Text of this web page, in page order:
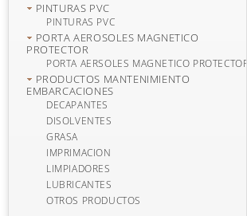
PINTURAS PVC
PINTURAS PVC
PORTA AEROSOLES MAGNETICO
PROTECTOR
PORTA AERSOLES MAGNETICO PROTECTOR
PRODUCTOS MANTENIMIENTO
EMBARCACIONES
DECAPANTES
DISOLVENTES
GRASA
IMPRIMACION
LIMPIADORES
LUBRICANTES
OTROS PRODUCTOS